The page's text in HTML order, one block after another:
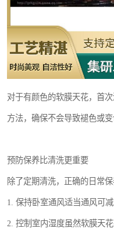
对于有颜色的软膜天花，首
方法，确保不会导致褪色或变
预防保养比清洗更重要
除了定期清洗，正确的日常
1. 保持卧室通风适当通风可
2. 控制室内湿度虽然软膜天